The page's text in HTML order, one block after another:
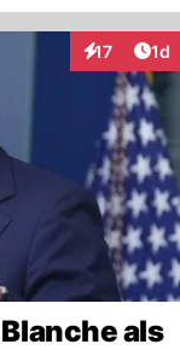
17 1d
als